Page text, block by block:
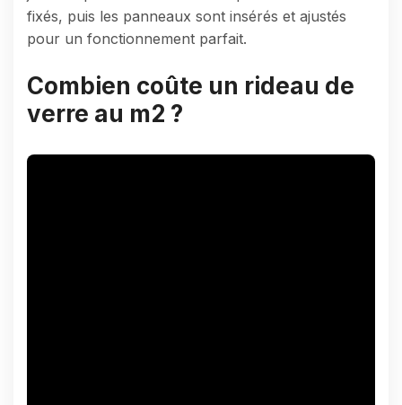
fixés, puis les panneaux sont insérés et ajustés
pour un fonctionnement parfait.
Combien coûte un rideau de
verre au m2 ?